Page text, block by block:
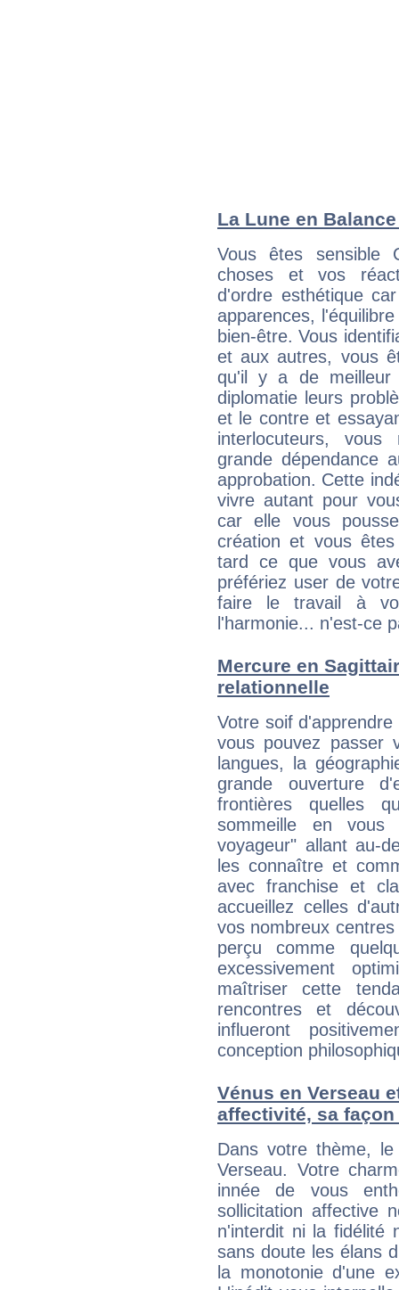
La Lune en
Vous êtes sensible
choses et vos
d'ordre esthétique
apparences,
bien-être. Vous
et aux autres, vous
qu'il y a de
diplomatie leurs
et le contre et
interlocuteurs,
grande dépendance
approbation. Cette
vivre autant pour
car elle vous
création et vous
tard ce que vous
préfériez user de
faire le travail à
l'harmonie... n'est-ce
Mercure en
relationnelle
Votre soif
vous pouvez passer
langues, la
grande ouverture
frontières quelles
sommeille en
voyageur" allant au-
les connaître et
avec franchise et
accueillez celles
vos nombreux
perçu comme
excessivement
maîtriser cette
rencontres et
influeront
conception
Vénus en Verseau
affectivité, sa
Dans votre thème,
Verseau. Votre
innée de vous
sollicitation affective
n'interdit ni la fidélité
sans doute les élans
la monotonie d'une